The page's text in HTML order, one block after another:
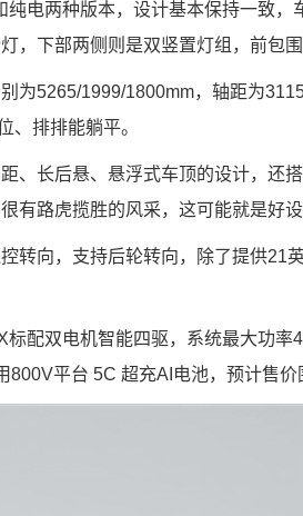
纯电两种版本，设计基本保持一致，
灯，下部两侧则是双竖置灯组，前包
为5265/1999/1800mm，轴距为
、排排能躺平。
、长后悬、悬浮式车顶的设计，还
有路虎揽胜的风采，这可能就是好
转向，支持后轮转向，除了提供21
标配双电机智能四驱，系统最大功率
800V平台 5C 超充AI电池，预计售价